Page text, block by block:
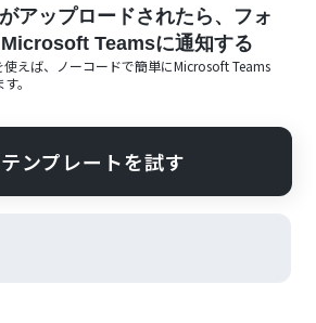
アップロードされたら、フォ
Teamsに通知する
えば、ノーコードで簡単にMicrosoft Teams
。
ンプレートを試す